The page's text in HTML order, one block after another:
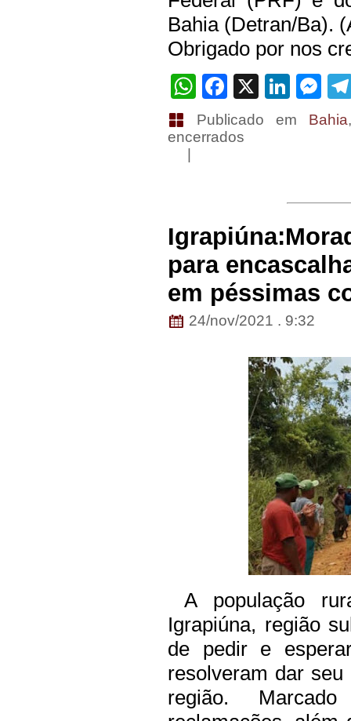
Bahia (Detran/Ba).
Obrigado por nos
WhatsApp
Facebook
X
Publicado em Bahia
encerrados
para
em péssimas
24/nov/2021 . 9:32
A população
Igrapiúna, região
de pedir e
resolveram dar
região.